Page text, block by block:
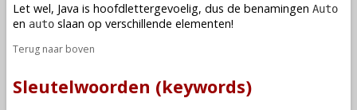
Let wel, Java is hoofdlettergevoelig, dus de benamingen Auto
en auto slaan op verschillende elementen!
Terug naar boven
Sleutelwoorden (keywords)